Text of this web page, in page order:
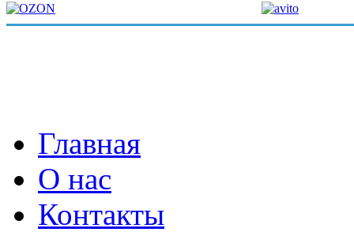
Главная
О нас
Контакты